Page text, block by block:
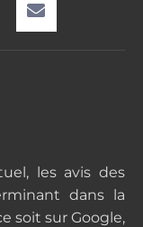
les avis des
dans la
soit sur Google,